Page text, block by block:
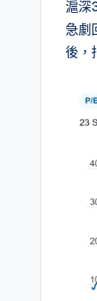
滬深
急劇
後，